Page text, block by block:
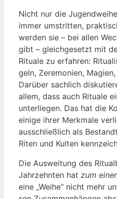
Nicht nur die
immer umstrit­ten,
wer­den sie – bei allen
gibt – gleich­ge­setzt mit
Ritua­le zu erfah­ren:
geln, Zere­mo­nien,
Dar­über sach­lich
allem, dass auch Ritua­le
unter­lie­gen. Das hat die
eini­ge ihrer Merk­ma­le
aus­schließ­lich als
Riten und Kul­ten
Die Aus­wei­tung des
Jahr­zehn­ten hat zum
eine „Wei­he“ nicht mehr